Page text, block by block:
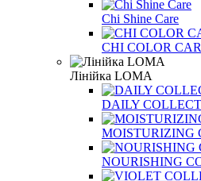
Chi Shine Care
CHI COLOR
Лінійка LOMA
DAILY
MOISTURIZING
NOURISHING